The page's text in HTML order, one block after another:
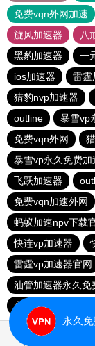
免费vqn外网加速
旋风加速器
八
黑豹加速器
一
ios加速器
雷霆
猎豹nvp加速器
outline
暴雪vp
免费vqn外网
暴雪vp永久免费加
飞跃加速器
免费vqn加速外网
蚂蚁加速npv下载
快连vp加速器
雷霆vp加速器官网
油管加速器永久免
永久免费vqn加速外
永久